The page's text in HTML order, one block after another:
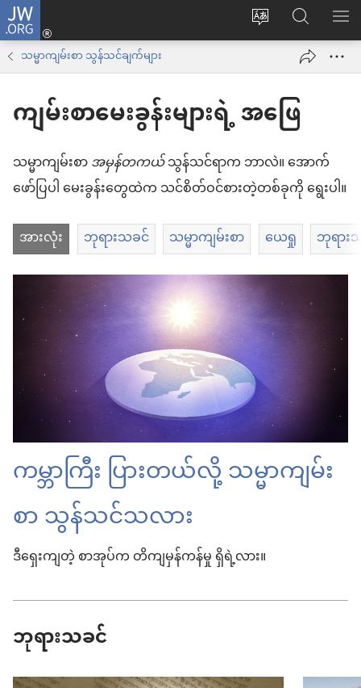
JW.ORG
ဝ
ဆိုက်
ဘာသာစကား
ကို
ပြောင်း
Log
in
ဖွ
နေ
ပါ
တယ်)
JW.ORG
ရှာ
သမ္မာကျမ်းစာ သွန်သင်ချက်များ
ကျမ်းစာမေးခွန်းများရဲ့ အဖြေ
သမ္မာကျမ်းစာအမှန်တကယ်သွန်သင်ရာက ဘာလဲ။ အောက်
ဖော်ပြပါ မေးခွန်းတွေထဲက သင်စိတ်ဝင်စားတဲ့တစ်ခုကို ရွေးပါ။
အားလုံး
ဘုရားသခင် သမ္မာကျမ်းစာ ယေရှု ဘုရား
ကမ္ဘာကြီး ပြားတယ်လို့ သမ္မာကျမ်း
စာ သွန်သင်သလား
ဒီရှေးကျတဲ့ စာအုပ်က တိကျမှန်ကန်မှု ရှိရဲ့လား။
ဘုရားသခင်